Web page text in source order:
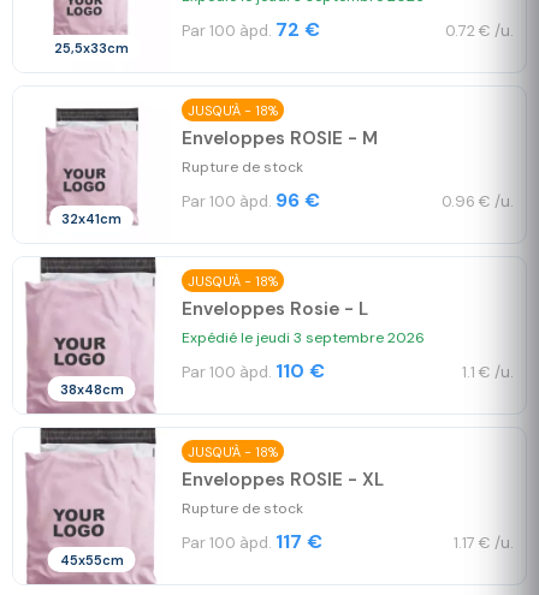
25,5x33cm
Par 100 àpd. 72 € 0.72 € /u.
32x41cm
JUSQU'À - 18%
Enveloppes ROSIE - M
Rupture de stock
Par 100 àpd. 96 € 0.96 € /u.
38x48cm
JUSQU'À - 18%
Enveloppes Rosie - L
Expédié le jeudi 3 septembre 2026
Par 100 àpd. 110 € 1.1 € /u.
45x55cm
JUSQU'À - 18%
Enveloppes ROSIE - XL
Rupture de stock
Par 100 àpd. 117 € 1.17 € /u.